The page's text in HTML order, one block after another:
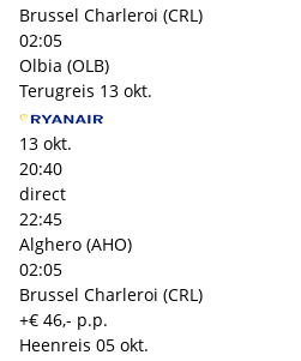
Brussel Charleroi (CRL)
02:05
Olbia (OLB)
Terugreis 13 okt.
13 okt.
20:40
direct
22:45
Alghero (AHO)
02:05
Brussel Charleroi (CRL)
+€ 46,- p.p.
Heenreis 05 okt.